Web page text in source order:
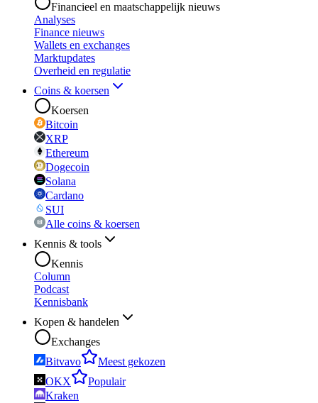
Financieel en maatschappelijk nieuws
Analyses
Finance nieuws
Wallets en exchanges
Marktupdates
Overheid en regulatie
Coins & koersen
Koersen
Bitcoin
XRP
Ethereum
Dogecoin
Solana
Cardano
SUI
Alle coins & koersen
Kennis & tools
Kennis
Column
Podcast
Kennisbank
Kopen & handelen
Exchanges
Bitvavo
Meest gekozen
OKX
Populair
Kraken